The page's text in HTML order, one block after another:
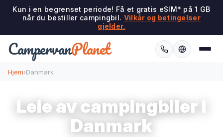
Kun i en begrenset periode! Få et gratis eSIM* på 1 GB
når du bestiller campingbil. Vilkår og betingelser
gjelder.
CampervanPlanet
Hjem›Danmark
Leie av campingbiler i
Danmark